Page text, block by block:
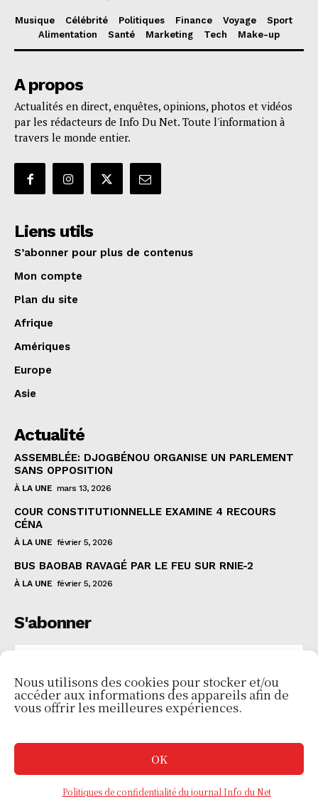
Nous utilisons des cookies pour stocker et/ou
accéder aux informations des appareils afin de
vous offrir les meilleures expériences.
OK
Politiques de confidentialité du journal Info du Net
Musique Célébrité Politiques Finance Voyage
Sport
Alimentation
Santé Marketing Tech Make-up
A propos
Actualités en direct, enquêtes, opinions, photos et vidéos
par les rédacteurs de Info Du Net. Toute l'information à
travers le monde entier.
Liens utils
S’abonner pour plus de contenus
Mon compte
Plan du site
Afrique
Amériques
Europe
Asie
Actualité
ASSEMBLÉE: DJOGBÉNOU ORGANISE UN PARLEMENT
SANS OPPOSITION
À LA UNE mars 13, 2026
COUR CONSTITUTIONNELLE EXAMINE 4 RECOURS
CÉNA
À LA UNE février 5, 2026
BUS BAOBAB RAVAGÉ PAR LE FEU SUR RNIE-2
À LA UNE février 5, 2026
S'abonner
JE VEUX M'INSCRIRE
© 2024 Info Du Net. Tous droits réservés.